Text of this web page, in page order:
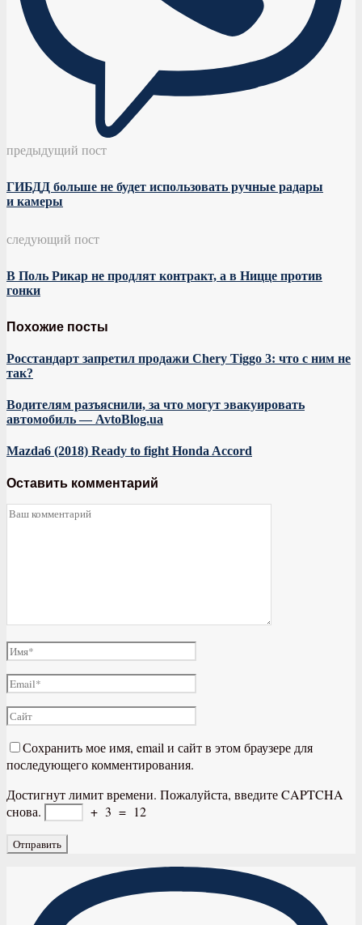
предыдущий пост
ГИБДД больше не будет использовать ручные радары
и камеры
следующий пост
В Поль Рикар не продлят контракт, а в Ницце против
гонки
Похожие посты
Росстандарт запретил продажи Chery Tiggo 3: что с ним не
так?
Водителям разъяснили, за что могут эвакуировать
автомобиль — AvtoBlog.ua
Mazda6 (2018) Ready to fight Honda Accord
Оставить комментарий
Сохранить мое имя, email и сайт в этом браузере для
последующего комментирования.
Достигнут лимит времени. Пожалуйста, введите CAPTCHA
снова.
+ 3 = 12